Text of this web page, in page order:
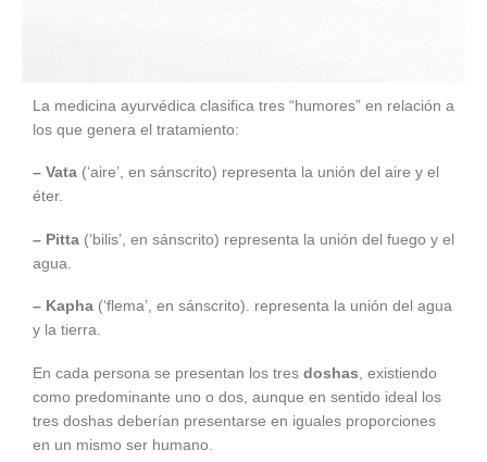
La medicina ayurvédica clasifica tres “humores” en relación a
los que genera el tratamiento:
– Vata (‘aire’, en sánscrito) representa la unión del aire y el
éter.
– Pitta (‘bilis’, en sánscrito) representa la unión del fuego y el
agua.
– Kapha (‘flema’, en sánscrito). representa la unión del agua
y la tierra.
En cada persona se presentan los tres doshas , existiendo
como predominante uno o dos, aunque en sentido ideal los
tres doshas deberían presentarse en iguales proporciones
en un mismo ser humano.